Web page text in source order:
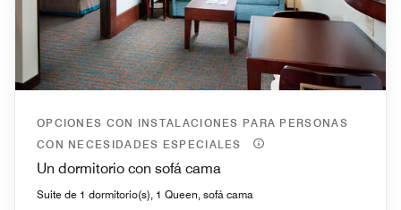
OPCIONES CON INSTALACIONES PARA PERSONAS
CON NECESIDADES ESPECIALES
Un dormitorio con sofá cama
Suite de 1 dormitorio(s), 1 Queen, sofá cama